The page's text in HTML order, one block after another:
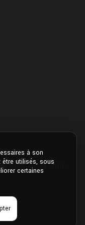
centre de st
pneu a La Teste de
a
a Nerac
la maintenance
dans le respect des
2026. Tous droits
à son
utilisés, sous
certaines